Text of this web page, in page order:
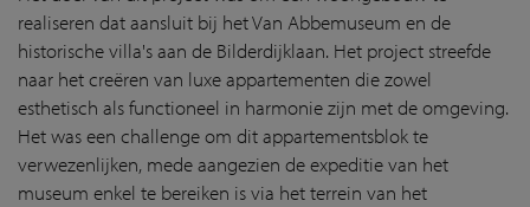
realiseren dat aansluit bij het Van Abbemuseum en de
historische villa's aan de Bilderdijklaan. Het project streefde
naar het creëren van luxe appartementen die zowel
esthetisch als functioneel in harmonie zijn met de omgeving.
Het was een challenge om dit appartementsblok te
verwezenlijken, mede aangezien de expeditie van het
museum enkel te bereiken is via het terrein van het